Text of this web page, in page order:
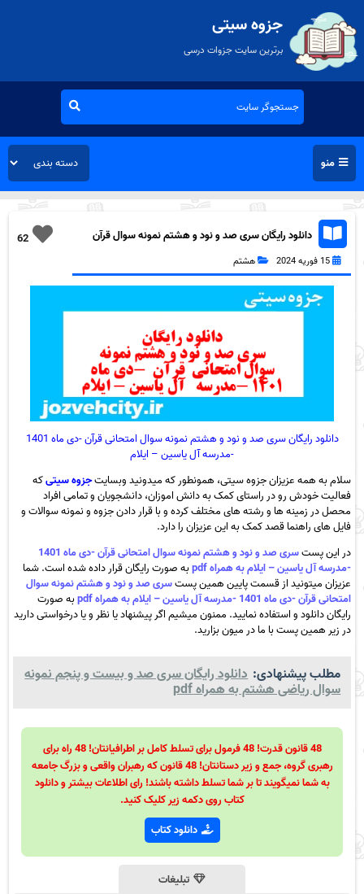
جزوه سیتی
برترین سایت جزوات درسی
منو
62
دانلود رایگان سری صد و نود و هشتم نمونه سوال قرآن
هشتم به همراه pdf
15 فوریه 2024 هشتم
دانلود رایگان سری صد و نود و هشتم نمونه سوال امتحانی قرآن -دی ماه 1401
-مدرسه آل یاسین – ایلام
سلام به همه عزیزان جزوه سیتی، همونطور که میدونید وبسایتجزوه سیتیکه
فعالیت خودش رو در راستای کمک به دانش اموزان، دانشجویان و تمامی افراد
محصل در زمینه ها و رشته های مختلف کرده و با قرار دادن جزوه و نمونه سوالات و
فایل های راهنما قصد کمک به این عزیزان را دارد.
در این پست
سری صد و نود و هشتم نمونه سوال امتحانی قرآن -دی ماه 1401
-مدرسه آل یاسین – ایلام به همراه pdf
به صورت رایگان قرار داده شده است. شما
عزیزان میتونید از قسمت پایین همین پستسری صد و نود و هشتم نمونه سوال
امتحانی قرآن -دی ماه 1401 -مدرسه آل یاسین – ایلام به همراه pdf
به صورت
رایگان دانلود و استفاده نمایید. ممنون میشیم اگر پیشنهاد یا نظر و یا درخواستی دارید
در زیر همین پست با ما در میون بزارید.
مطلب پیشنهادی: دانلود رایگان سری صد و بیست و پنجم نمونه
سوال ریاضی هشتم به همراه pdf
48 قانون قدرت! 48 فرمول برای تسلط کامل بر اطرافیانتان! 48 راه برای
رهبری گروه، جمع و زیر دستانتان! 48 قانون که رهبران واقعی و بزرگ جامعه
به شما نمیگویند تا بر شما تسلط داشته باشند! رای اطلاعات بیشتر و دانلود
کتاب روی دکمه زیر کلیک کنید.
دانلود کتاب
تبلیغات